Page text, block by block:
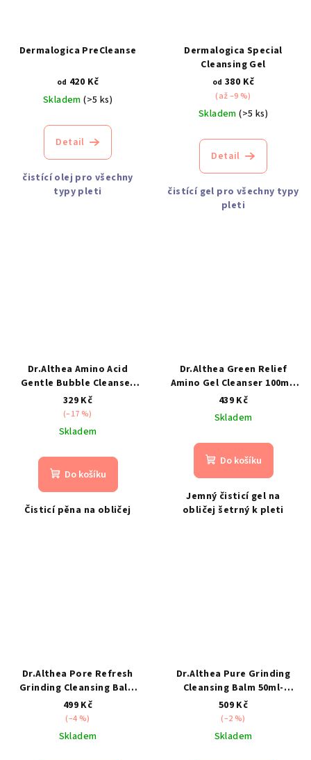
Dermalogica PreCleanse
od 420 Kč
Skladem(>5 ks)
Detail
čistící olej pro všechny
typy pleti
Dermalogica Special
Cleansing Gel
od 380 Kč
(až –9 %)
Skladem(>5 ks)
Detail
čistící gel pro všechny typy
pleti
Dr.Althea Amino Acid
Gentle Bubble Cleanser
140ml- Jemná čistící pěna
329 Kč
(–17 %)
Skladem
Do košíku
Čisticí pěna na obličej
Dr.Althea Green Relief
Amino Gel Cleanser 100ml-
jemný čisticí gel na obličej
439 Kč
Skladem
Do košíku
Jemný čisticí gel na
obličej šetrný k pleti
Dr.Althea Pore Refresh
Grinding Cleansing Balm
50ml- hypoalergenní
odličovací a čisticí balzám
499 Kč
(–4 %)
Skladem
Dr.Althea Pure Grinding
Cleansing Balm 50ml-
Odličovací balzám na
obličej
509 Kč
(–2 %)
Skladem